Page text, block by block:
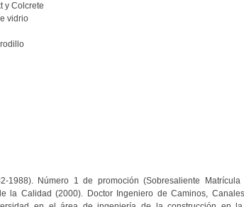
y Colcrete
vidrio
1988). Número 1 de promoción (Sobresaliente
la Calidad (2000). Doctor Ingeniero de Caminos,